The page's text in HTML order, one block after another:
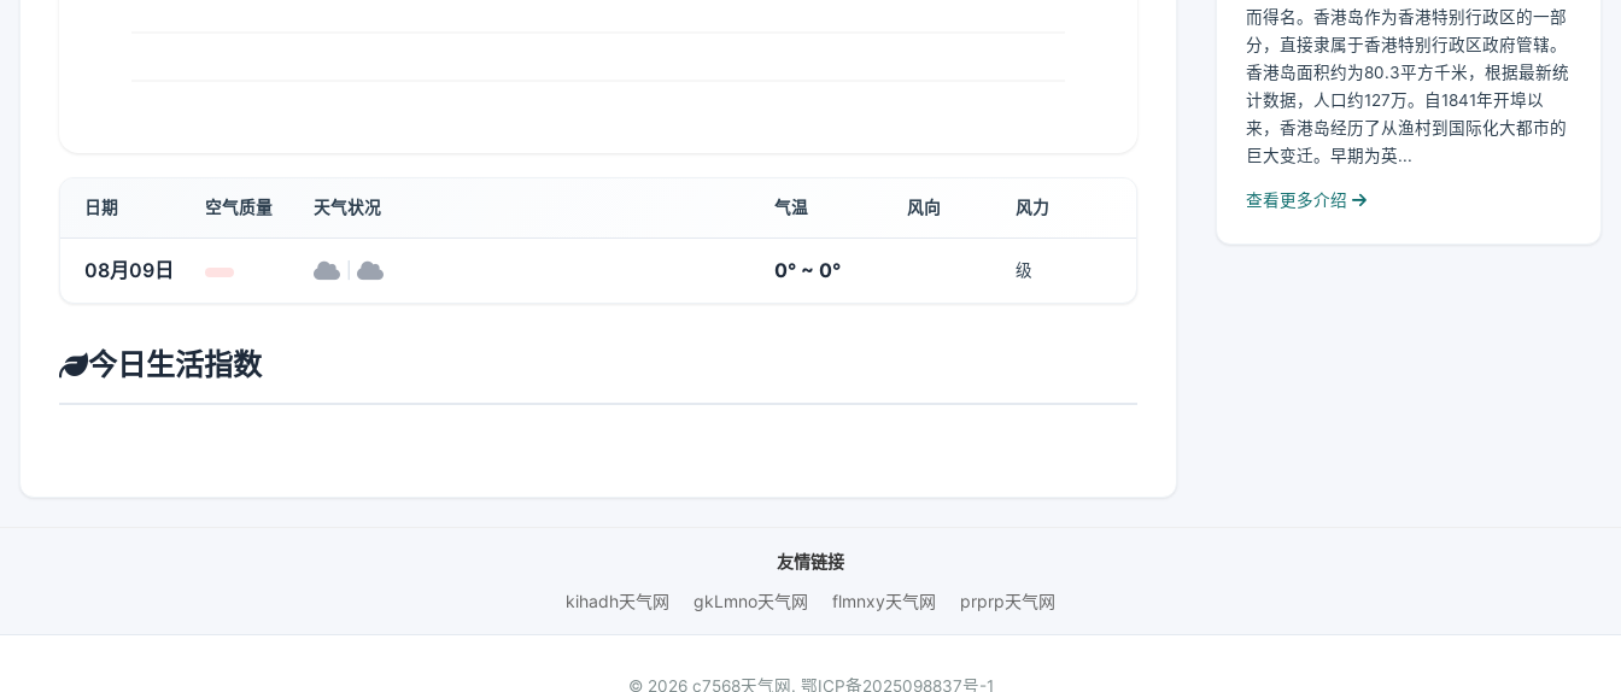
日期 空气质量 天气状况 气温 风向 风力
08月09日 0° ~ 0° 级
今日生活指数
而得名。香港岛作为香港特别行政区的一部
分，直接隶属于香港特别行政区政府管辖。
香港岛面积约为80.3平方千米，根据最新统
计数据，人口约127万。自1841年开埠以
来，香港岛经历了从渔村到国际化大都市的
巨大变迁。早期为英...
查看更多介绍
友情链接
kihadh天气网
gkLmno天气网 flmnxy天气网 prprp天气网
© 2026 c7568天气网. 鄂ICP备2025098837号-1